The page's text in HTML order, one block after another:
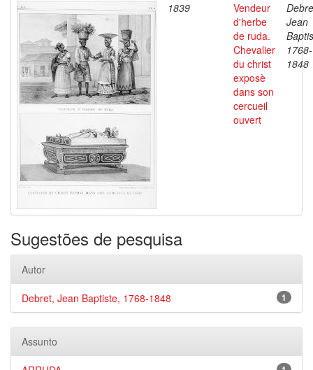
1839
Vendeur
d'herbe
de ruda.
Chevalier
du christ
exposè
dans son
cercueil
ouvert
Jean
1768-
1848
Sugestões de pesquisa
Autor
1
Debret, Jean Baptiste, 1768-1848
Assunto